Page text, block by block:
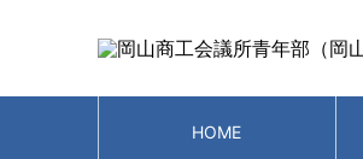
HOME